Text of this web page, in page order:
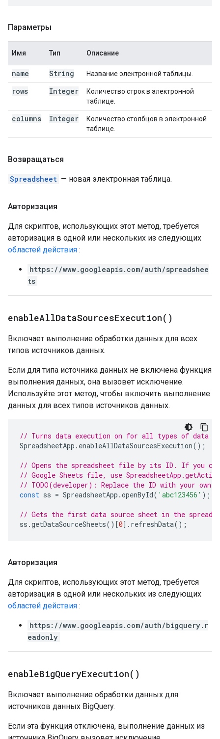
Параметры
Имя Тип Описание
name String Название электронной таблицы.
rows Integer
Количество строк в электронной
таблице.
columns Integer
Количество столбцов в электронной
таблице.
Возвращаться
Spreadsheet — новая электронная таблица.
Авторизация
Для скриптов, использующих этот метод, требуется
авторизация в одной или нескольких из следующих
областей действия :
https://www.googleapis.com/auth/spreadshee
ts
enableAllDataSourcesExecution( )
Включает выполнение обработки данных для всех
типов источников данных.
Если для типа источника данных не включена функция
выполнения данных, она вызовет исключение.
Используйте этот метод, чтобы включить выполнение
данных для всех типов источников данных.
// Turns data execution on for all types of data
SpreadsheetApp . enableAllDataSourcesExecution();
// Opens the spreadsheet file by its ID. If you
// Google Sheets file, use
// TODO(developer): Replace the ID with your own.
const ss = SpreadsheetApp .openById( 'abc123456' );
// Gets the first data source sheet in the
ss .getDataSourceSheets()[0]. refreshData();
Авторизация
Для скриптов, использующих этот метод, требуется
авторизация в одной или нескольких из следующих
областей действия :
https://www.googleapis.com/auth/bigquery.r
eadonly
enableBigQueryExecution( )
Включает выполнение обработки данных для
источников данных BigQuery.
Если эта функция отключена, выполнение данных из